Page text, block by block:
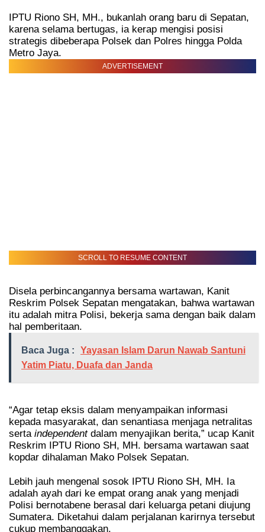
IPTU Riono SH, MH., bukanlah orang baru di Sepatan,
karena selama bertugas, ia kerap mengisi posisi
strategis dibeberapa Polsek dan Polres hingga Polda
Metro Jaya.
ADVERTISEMENT
SCROLL TO RESUME CONTENT
Disela perbincangannya bersama wartawan, Kanit
Reskrim Polsek Sepatan mengatakan, bahwa wartawan
itu adalah mitra Polisi, bekerja sama dengan baik dalam
hal pemberitaan.
Baca Juga :
Yayasan Islam Darun Nawab Santuni
Yatim Piatu, Duafa dan Janda
“Agar tetap eksis dalam menyampaikan informasi
kepada masyarakat, dan senantiasa menjaga netralitas
serta independentdalam menyajikan berita,” ucap Kanit
Reskrim IPTU Riono SH, MH. bersama wartawan saat
kopdar dihalaman Mako Polsek Sepatan.
Lebih jauh mengenal sosok IPTU Riono SH, MH. Ia
adalah ayah dari ke empat orang anak yang menjadi
Polisi bernotabene berasal dari keluarga petani diujung
Sumatera. Diketahui dalam perjalanan karirnya tersebut
cukup membanggakan.